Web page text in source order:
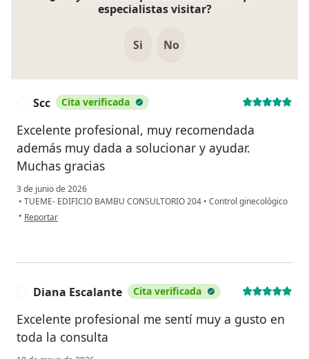
especialistas visitar?
Si No
Scc Cita verificada
Excelente profesional, muy recomendada
además muy dada a solucionar y ayudar.
Muchas gracias
3 de junio de 2026
• TUEME- EDIFICIO BAMBU CONSULTORIO 204 • Control ginecológico
• en opinión del usuario Scc
Reportar
Diana Escalante Cita verificada
Excelente profesional me sentí muy a gusto en
toda la consulta